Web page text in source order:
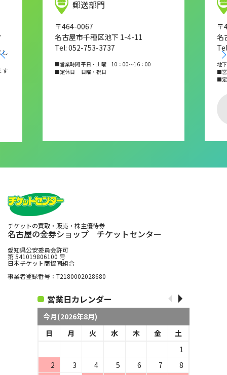
し
す
郵送部門
〒464-0067
名古屋市千種区池下 1-4-11
Tel: 052-753-3737
■営業時間 平日・土曜 10：00～16：00
■定休日 日曜・祝日
〒
名
地
■営
■
チケットの買取・販売・株主優待券
名古屋の金券ショップ チケットセンター
愛知県公安委員会許可
第 541019806100 号
日本チケット商協同組合
事業者登録番号：T2180002028680
営業日カレンダー
今月(2026年8月)
日
月 火 水 木 金
土
1
2
3 4 5 6 7
8